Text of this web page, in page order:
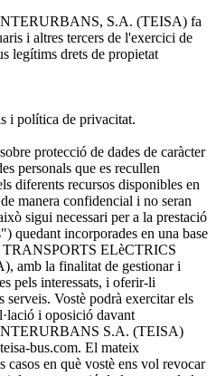
S.A. (TEISA) fa
i altres tercers de l'exercici de
legítims drets de propietat
i política de privacitat.
protecció de dades de caràcter
personals que es recullen
diferents recursos disponibles en
manera confidencial i no seran
sigui necessari per a la prestació
quedant incorporades en una base
TRANSPORTS ELèCTRICS
amb la finalitat de gestionar i
pels interessats, i oferir-li
serveis. Vostè podrà exercitar els
i oposició davant
S.A. (TEISA)
bus.com. El mateix
casos en què vostè ens vol revocar